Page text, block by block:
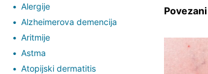
Alergije
Alzheimerova demencija
Aritmije
Astma
Atopijski dermatitis